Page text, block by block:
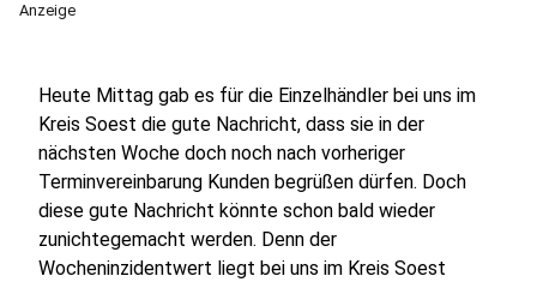
Anzeige
Heute Mittag gab es für die Einzelhändler bei uns im
Kreis Soest die gute Nachricht, dass sie in der
nächsten Woche doch noch nach vorheriger
Terminvereinbarung Kunden begrüßen dürfen. Doch
diese gute Nachricht könnte schon bald wieder
zunichtegemacht werden. Denn der
Wocheninzidentwert liegt bei uns im Kreis Soest